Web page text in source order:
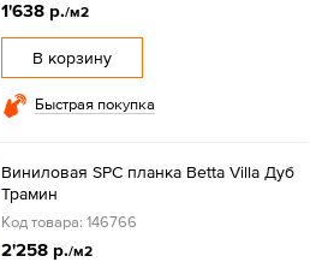
1'638 р./м2
В корзину
Быстрая покупка
Виниловая SPC планка Betta Villa Дуб
Трамин
Код товара: 146766
2'258 р./м2